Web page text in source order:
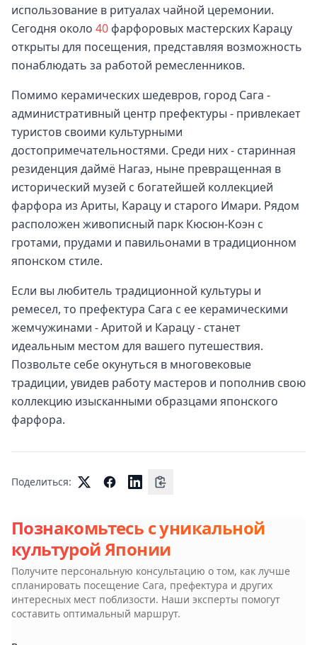
использование в ритуалах чайной церемонии.
Сегодня около 40фарфоровых мастерских Карацу
открыты для посещения, представляя возможность
понаблюдать за работой ремесленников.
Помимо керамических шедевров, город Сага -
административный центр префектуры - привлекает
туристов своими культурными
достопримечательностями. Среди них - старинная
резиденция даймё Нагаэ, ныне превращенная в
исторический музей с богатейшей коллекцией
фарфора из Ариты, Карацу и старого Имари. Рядом
расположен живописный парк Кюсюн-Коэн с
гротами, прудами и павильонами в традиционном
японском стиле.
Если вы любитель традиционной культуры и
ремесел, то префектура Сага с ее керамическими
жемчужинами - Аритой и Карацу - станет
идеальным местом для вашего путешествия.
Позвольте себе окунуться в многовековые
традиции, увидев работу мастеров и пополнив свою
коллекцию изысканными образцами японского
фарфора.
Поделиться:
Познакомьтесь с уникальной
культурой Японии
Получите персональную консультацию о том, как лучше
спланировать посещение Сага, префектура и других
интересных мест поблизости. Наши эксперты помогут
составить оптимальный маршрут.